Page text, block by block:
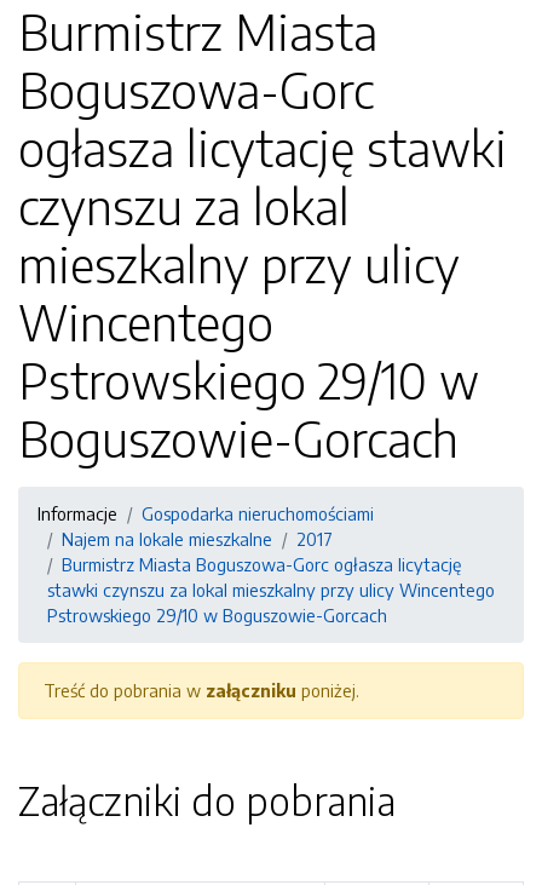
Burmistrz Miasta
Boguszowa-Gorc
ogłasza licytację stawki
czynszu za lokal
mieszkalny przy ulicy
Wincentego
Pstrowskiego 29/10 w
Boguszowie-Gorcach
Informacje
Gospodarka nieruchomościami
Najem na lokale mieszkalne
2017
Burmistrz Miasta Boguszowa-Gorc ogłasza licytację
stawki czynszu za lokal mieszkalny przy ulicy Wincentego
Pstrowskiego 29/10 w Boguszowie-Gorcach
Treść do pobrania w załączniku poniżej.
Załączniki do pobrania